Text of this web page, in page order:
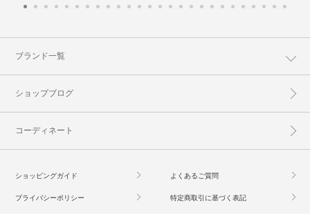
ブランド一覧
ショップブログ
コーディネート
ショッピングガイド よくあるご質問
プライバシーポリシー 特定商取引に基づく表記